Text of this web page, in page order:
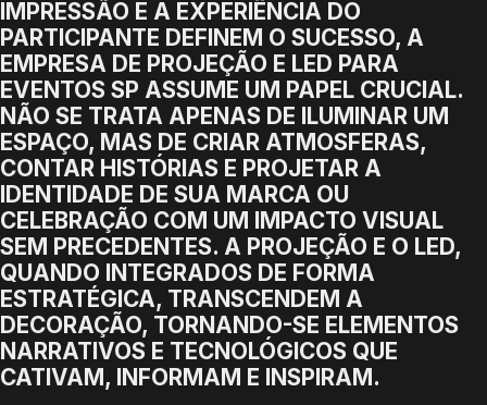
IMPRESSÃO E A EXPERIÊNCIA DO
PARTICIPANTE DEFINEM O SUCESSO, A
EMPRESA DE PROJEÇÃO E LED PARA
EVENTOS SP ASSUME UM PAPEL CRUCIAL.
NÃO SE TRATA APENAS DE ILUMINAR UM
ESPAÇO, MAS DE CRIAR ATMOSFERAS,
CONTAR HISTÓRIAS E PROJETAR A
IDENTIDADE DE SUA MARCA OU
CELEBRAÇÃO COM UM IMPACTO VISUAL
SEM PRECEDENTES. A PROJEÇÃO E O LED,
QUANDO INTEGRADOS DE FORMA
ESTRATÉGICA, TRANSCENDEM A
DECORAÇÃO, TORNANDO-SE ELEMENTOS
NARRATIVOS E TECNOLÓGICOS QUE
CATIVAM, INFORMAM E INSPIRAM.